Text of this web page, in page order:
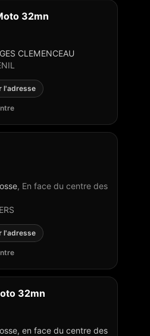
32mn
CLEMENCEAU
l'adresse
, En face du centre des
l'adresse
32mn
en face du centre des